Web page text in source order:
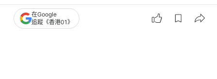
港聞 政情
國家林草局：大熊貓安安、可可狀態
在Google
追蹤《香港01》